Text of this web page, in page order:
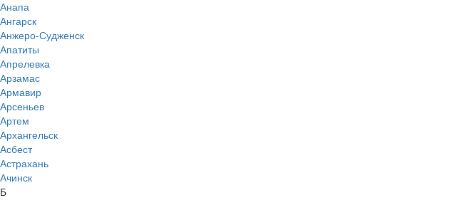
Анапа
Ангарск
Анжеро-Судженск
Апатиты
Апрелевка
Арзамас
Армавир
Арсеньев
Артем
Архангельск
Асбест
Астрахань
Ачинск
Б